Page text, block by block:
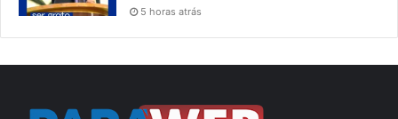
5 horas atrás